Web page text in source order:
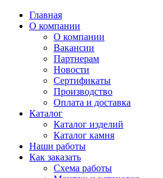
Главная
О компании
О компании
Вакансии
Партнерам
Новости
Сертификаты
Производство
Оплата и доставка
Каталог
Каталог изделий
Каталог камня
Наши работы
Как заказать
Схема работы